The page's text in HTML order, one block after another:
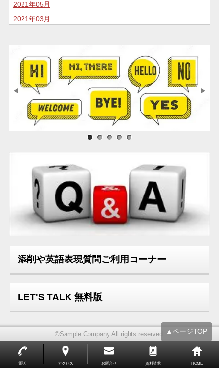
2021年05月
2021年03月
2020年07月
2020年05月
2020年04月
2020年02月
2020年01月
2018年04月
2018年01月
2016年12月
サンプル画像1
サンプル画像2
サンプル画像3
添削や英語表現質問ご利用コーナー
LET'S TALK 無料版
▲ページTOP
©Sample Company.All rights reserved.
電話 アクセス お問合せ 資料請求 HOME